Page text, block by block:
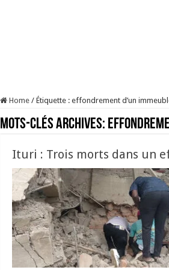
Home / Étiquette : effondrement d’un
Mots-clés Archives:
Ituri : Trois morts dans un